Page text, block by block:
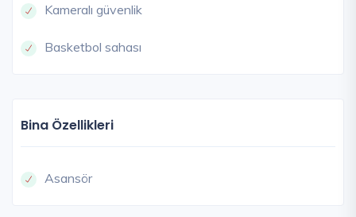
Kameralı güvenlik
Basketbol sahası
Bina Özellikleri
Asansör